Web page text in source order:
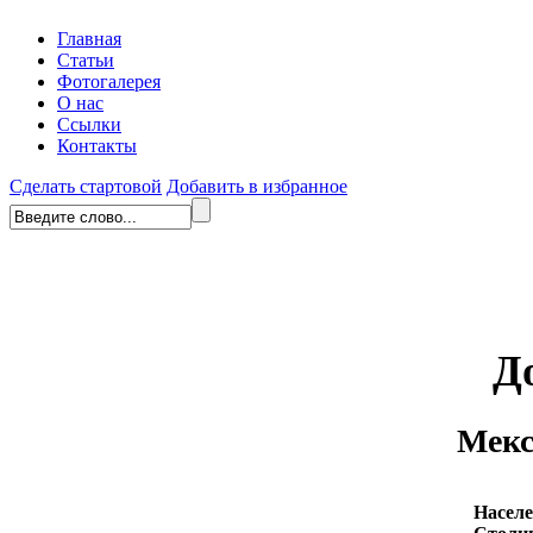
Главная
Статьи
Фотогалерея
О нас
Ссылки
Контакты
Сделать стартовой Добавить в избранное